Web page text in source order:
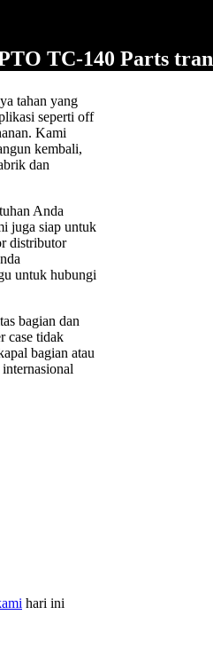
TC-140 Parts
tahan yang
seperti off
Kami
kembali,
dan
Anda
juga siap untuk
distributor
untuk hubungi
bagian dan
case tidak
bagian atau
hari ini